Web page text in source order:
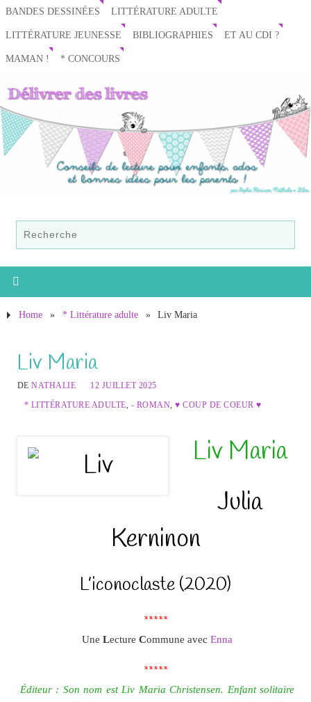
BANDES DESSINÉES LITTÉRATURE ADULTE
LITTÉRATURE JEUNESSE BIBLIOGRAPHIES ET AU CDI ?
MAMAN ! * CONCOURS
Home » * Littérature adulte » Liv Maria
Liv Maria
DENATHALIE
12 JUILLET 2025
* LITTÉRATURE ADULTE, - ROMAN,♥ COUP DE COEUR ♥
Liv Maria
Julia
Kerninon
L’iconoclaste (2020)
*****
Une Lecture Commune avec Enna
*****
Éditeur : Son nom est Liv Maria Christensen. Enfant solitaire